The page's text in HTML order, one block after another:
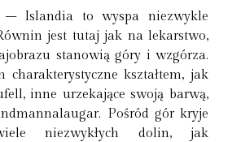
Islandia to wyspa niezwykle
jest tutaj jak na lekarstwo,
stanowią góry i wzgórza.
charakterystyczne kształtem, jak
inne urzekające swoją barwą,
Pośród gór kryje
niezwykłych dolin, jak